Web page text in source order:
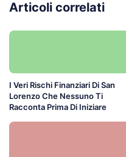
Articoli correlati
I Veri Rischi Finanziari Di San
Lorenzo Che Nessuno Ti
Racconta Prima Di Iniziare